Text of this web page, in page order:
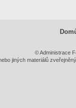
© Administrace
jiných materiálů